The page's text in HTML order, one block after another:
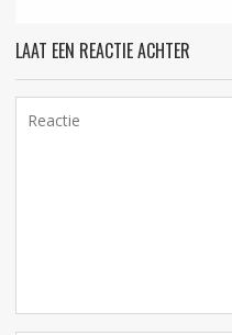
LAAT EEN REACTIE ACHTER